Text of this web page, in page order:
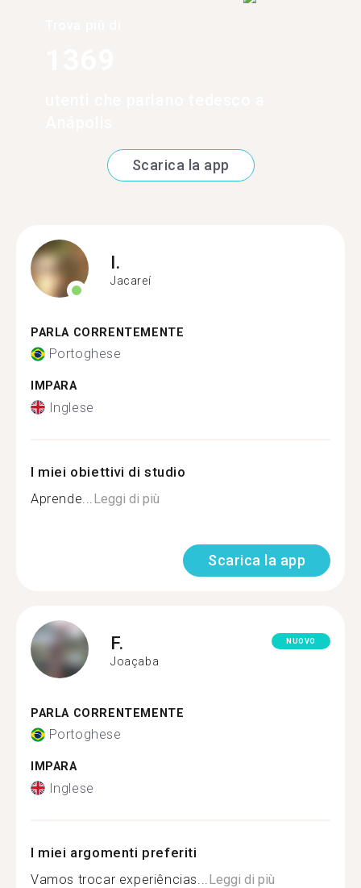
Scarica la app
I.
Jacareí
PARLA CORRENTEMENTE
Portoghese
IMPARA
Inglese
I miei obiettivi di studio
Aprende... Leggi di più
Scarica la app
F.
Joaçaba
NUOVO
PARLA CORRENTEMENTE
Portoghese
IMPARA
Inglese
I miei argomenti preferiti
Vamos trocar experiências... Leggi di più